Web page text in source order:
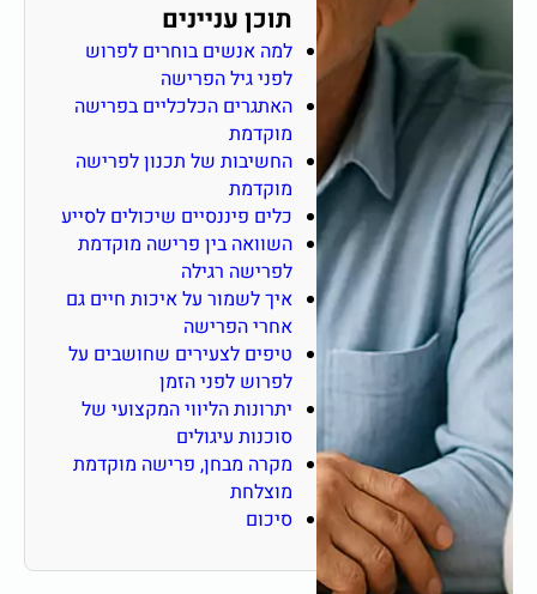
תוכן עניינים
למה אנשים בוחרים לפרוש
לפני גיל הפרישה
האתגרים הכלכליים בפרישה
מוקדמת
החשיבות של תכנון לפרישה
מוקדמת
כלים פיננסיים שיכולים לסייע
השוואה בין פרישה מוקדמת
לפרישה רגילה
איך לשמור על איכות חיים גם
אחרי הפרישה
טיפים לצעירים שחושבים על
לפרוש לפני הזמן
יתרונות הליווי המקצועי של
סוכנות עיגולים
מקרה מבחן, פרישה מוקדמת
מוצלחת
סיכום